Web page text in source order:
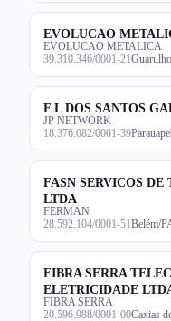
EVOLUCAO
EVOLUCAO METALICA
39.310.346/0001-21
F L DOS SANTOS
JP NETWORK
18.376.082/0001-39
FASN SERVICOS
LTDA
FERMAN
28.592.104/0001-51 Belém/
FIBRA SERRA
ELETRICIDADE
FIBRA SERRA
20.596.988/0001-00Caxias